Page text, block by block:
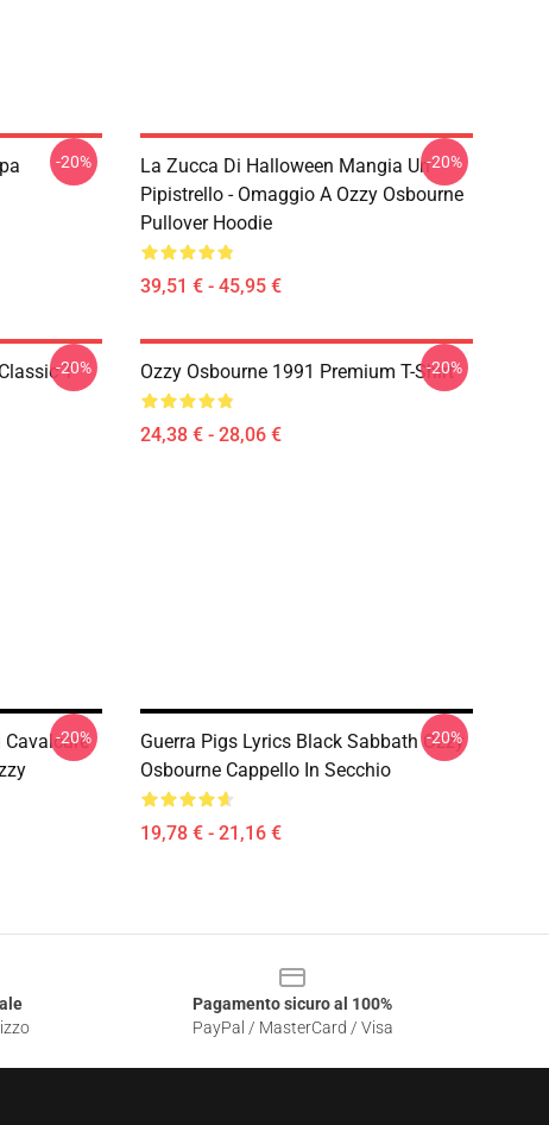
-20%
La Zucca Di Halloween Mangia Un
Pipistrello - Omaggio A Ozzy Osbourne
Pullover Hoodie
39,51 € - 45,95 €
-20%
T-
-20% Ozzy Osbourne 1991 Premium T-Shirt
24,38 € - 28,06 €
-20%
Cavalcare
-20%
Guerra Pigs Lyrics Black Sabbath Ozzy
Osbourne Cappello In Secchio
19,78 € - 21,16 €
-20%
Pagamento sicuro al 100%
PayPal / MasterCard / Visa